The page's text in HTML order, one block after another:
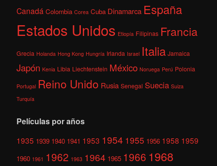
Canadá Colombia Corea Cuba Dinamarca España
Estados Unidos Etiopía Filipinas Francia
Grecia Holanda Hong Kong Hungría Irlanda Israel Italia Jamaica
Japón Kenia Libia Liechtenstein México Noruega Perú Polonia
Portugal Reino Unido Rusia Senegal Suecia Suiza
Turquía
Películas por años
1935 1939 1940 1941 1953 1954 1955 1956 1958 1959
1960 1961 1962 1963 1964 1965 1966 1968